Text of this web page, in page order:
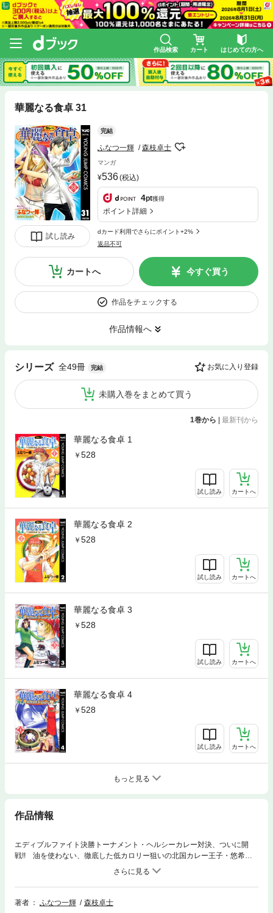
作品検索 カート はじめての方へ
華麗なる食卓 31
試し読み
完結
ふなつ一輝 森枝卓士
マンガ
536(税込)
4pt獲得
ポイント詳細
dカード利用でさらにポイント+2%
返品不可
カートへ 今すぐ買う
作品をチェックする
作品情報へ
シリーズ 全49冊 完結 お気に入り登録
未購入巻をまとめて買う
1巻から 最新刊から
華麗なる食卓 1
528
試し読み カートへ
華麗なる食卓 2
528
試し読み カートへ
華麗なる食卓 3
528
試し読み カートへ
華麗なる食卓 4
528
試し読み カートへ
もっと見る
作品情報
エディブルファイト決勝トーナメント・ヘルシーカレー対決、ついに開
戦!! 油を使わない、徹底した低カロリー狙いの北国カレー王子・悠希。
対するガーディアンNo．3恵那恵は、究極の長尺包丁・由里柳に隠された
悲しみの過去を克服し、斬撃一閃!! 圧倒的な勝利を手に入れることがで
きるか？
著者
ふなつ一輝
森枝卓士